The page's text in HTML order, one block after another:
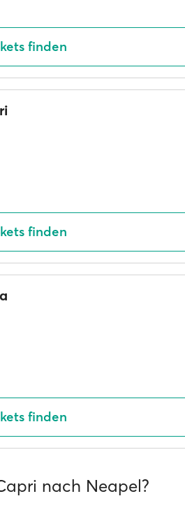
finden
finden
finden
nach Neapel?